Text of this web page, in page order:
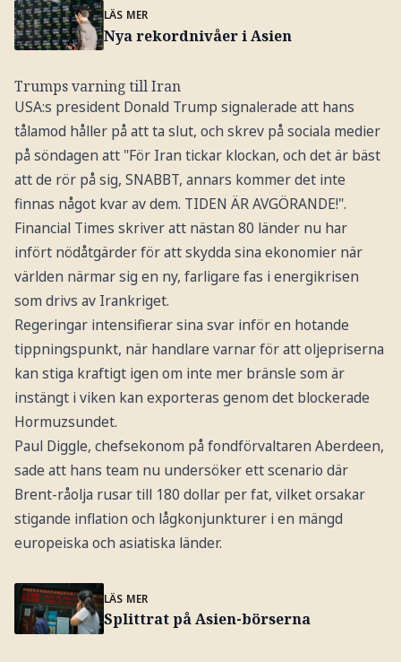
LÄS MER
Nya rekordnivåer i Asien
Trumps varning till Iran
USA:s president Donald Trump signalerade att hans
tålamod håller på att ta slut, och skrev på sociala medier
på söndagen att "För Iran tickar klockan, och det är bäst
att de rör på sig, SNABBT, annars kommer det inte
finnas något kvar av dem. TIDEN ÄR AVGÖRANDE!".
Financial Times skriver att nästan 80 länder nu har
infört nödåtgärder för att skydda sina ekonomier när
världen närmar sig en ny, farligare fas i energikrisen
som drivs av Irankriget.
Regeringar intensifierar sina svar inför en hotande
tippningspunkt, när handlare varnar för att oljepriserna
kan stiga kraftigt igen om inte mer bränsle som är
instängt i viken kan exporteras genom det blockerade
Hormuzsundet.
Paul Diggle, chefsekonom på fondförvaltaren Aberdeen,
sade att hans team nu undersöker ett scenario där
Brent-råolja rusar till 180 dollar per fat, vilket orsakar
stigande inflation och lågkonjunkturer i en mängd
europeiska och asiatiska länder.
LÄS MER
Splittrat på Asien-börserna